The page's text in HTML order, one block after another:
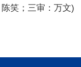
笑；三审：万文)